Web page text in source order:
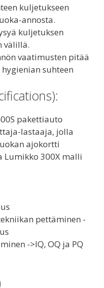
kuljetukseen
annosta.
kuljetuksen
välillä.
vaatimusten pitää
suhteen
pakettiauto
lastaaja, jolla
ajokortti
Lumikko 300X malli
pettäminen -
->IQ, OQ ja PQ